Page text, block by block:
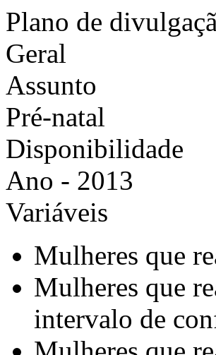
Plano de
Geral
Assunto
Pré-natal
Disponibilidade
Ano - 2013
Variáveis
Mulheres que
Mulheres que
intervalo de